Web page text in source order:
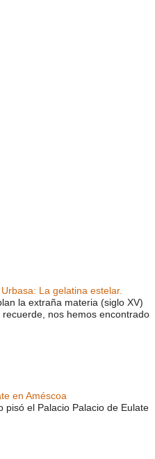
La gelatina estelar.
la extraña materia (siglo XV)
nos hemos encontrado
en Améscoa
el Palacio Palacio de Eulate